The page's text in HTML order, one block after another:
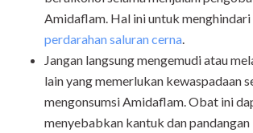
Amidaflam. Hal ini untuk
perdarahan saluran cerna.
Jangan langsung mengemudi atau
lain yang memerlukan kewaspadaan
mengonsumsi Amidaflam. Obat ini
menyebabkan kantuk dan pandangan